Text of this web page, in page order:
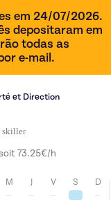
em 24/07/2026.
depositaram em
todas as
e-mail.
et Direction
skiller
73.25€/h
M J V S D